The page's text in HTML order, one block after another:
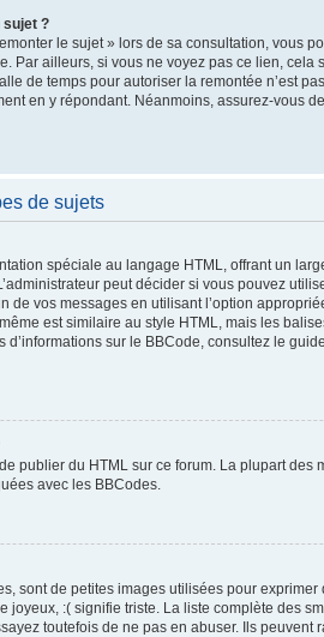
sujet ?
le sujet » lors de sa consultation, vous
Par ailleurs, si vous ne voyez pas ce lien, cela
de temps pour autoriser la remontée n’est
en y répondant. Néanmoins, assurez-vous
de sujets
spéciale au langage HTML, offrant un
peut décider si vous pouvez
de vos messages en utilisant l’option
est similaire au style HTML, mais les
d’informations sur le BBCode, consultez le
publier du HTML sur ce forum. La plupart des
avec les BBCodes.
sont de petites images utilisées pour
joyeux, :( signifie triste. La liste complète des
toutefois de ne pas en abuser. Ils peuvent